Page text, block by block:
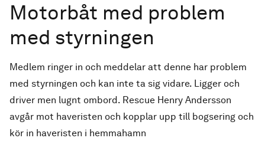
Motorbåt med problem
med styrningen
Medlem ringer in och meddelar att denne har problem
med styrningen och kan inte ta sig vidare. Ligger och
driver men lugnt ombord. Rescue Henry Andersson
avgår mot haveristen och kopplar upp till bogsering och
kör in haveristen i hemmahamn